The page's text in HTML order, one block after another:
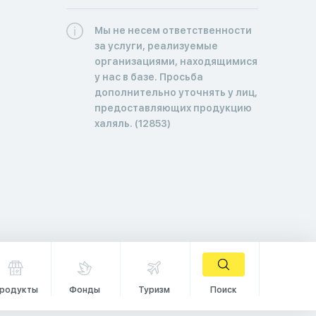
Мы не несем ответственности
за услуги, реализуемые
организациями, находящимися
у нас в базе. Просьба
дополнительно уточнять у лиц,
предоставляющих продукцию
халяль. (12853)
Фонды Туризм Поиск